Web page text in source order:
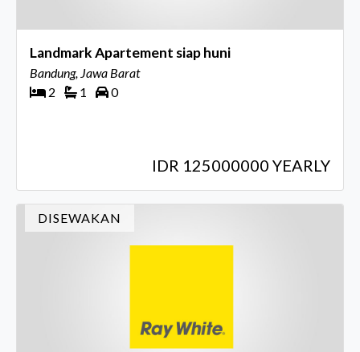
Landmark Apartement siap huni
Bandung, Jawa Barat
2
1 0
IDR 125000000 YEARLY
DISEWAKAN